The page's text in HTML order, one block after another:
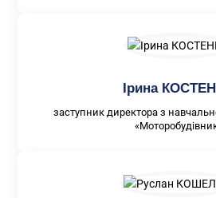
Ірина
заступник директора з